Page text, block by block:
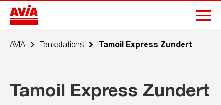
AVIA Tankstations Tamoil Express Zundert
Tamoil Express Zundert